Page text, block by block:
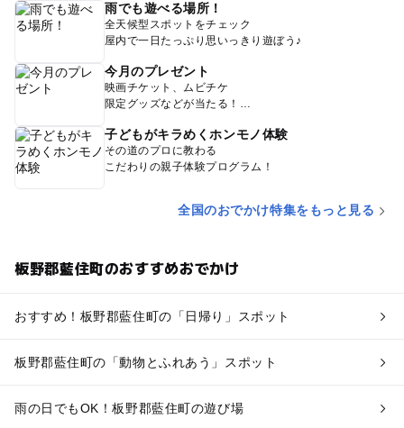
雨でも遊べる場所！
全天候型スポットをチェック
屋内で一日たっぷり思いっきり遊ぼう♪
今月のプレゼント
映画チケット、ムビチケ
限定グッズなどが当たる！
子どもがキラめくホンモノ体験
その道のプロに教わる
こだわりの親子体験プログラム！
全国のおでかけ特集をもっと見る
板野郡藍住町のおすすめおでかけ
おすすめ！板野郡藍住町の「日帰り」スポット
板野郡藍住町の「動物とふれあう」スポット
雨の日でもOK！板野郡藍住町の遊び場